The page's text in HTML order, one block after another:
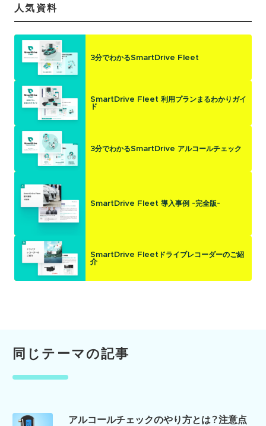
人気資料
3分でわかるSmartDrive Fleet
SmartDrive Fleet 利用プランまるわかりガイ
ド
3分でわかるSmartDrive アルコールチェック
SmartDrive Fleet 導入事例 -完全版-
SmartDrive Fleetドライブレコーダーのご紹
介
同じテーマの記事
アルコールチェックのやり方とは？注意点